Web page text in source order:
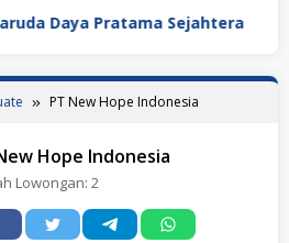
Daya Pratama Sejahtera
PT New Hope Indonesia
Hope Indonesia
Lowongan: 2